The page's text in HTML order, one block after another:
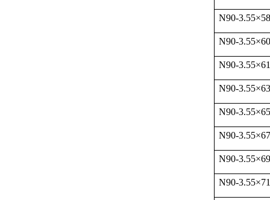
N90-3.55×58
N90-3.55×60
N90-3.55×
N90-3.55×63
N90-3.55×65
N90-3.55×67
N90-3.55×69
N90-3.55×71